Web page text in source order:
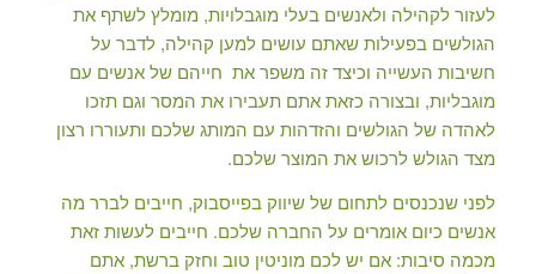
לעזור לקהילה ולאנשים בעלי מוגבלויות, מומלץ לשתף את
הגולשים בפעילות שאתם עושים למען קהילה, לדבר על
חשיבות העשייה וכיצד זה משפר את חייהם של אנשים עם
מוגבליות, ובצורה כזאת אתם תעבירו את המסר וגם תזכו
לאהדה של הגולשים והזדהות עם המותג שלכם ותעוררו רצון
מצד הגולש לרכוש את המוצר שלכם.
לפני שנכנסים לתחום של שיווק בפייסבוק, חייבים לברר מה
אנשים כיום אומרים על החברה שלכם. חייבים לעשות זאת
מכמה סיבות: אם יש לכם מוניטין טוב וחזק ברשת, אתם